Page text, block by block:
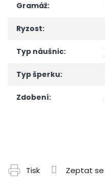
Gramáž:
Ryzost:
Typ náušnic:
Typ šperku:
Zdobení:
Tisk Zeptat se